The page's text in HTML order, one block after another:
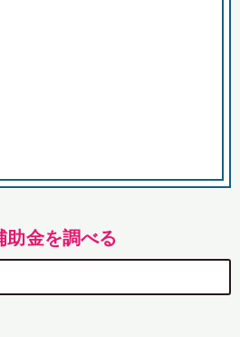
助金を調べる